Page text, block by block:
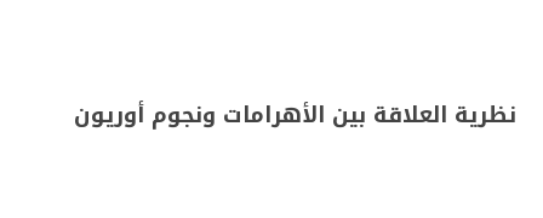
نظرية العلاقة بين الأهرامات ونجوم أوريون